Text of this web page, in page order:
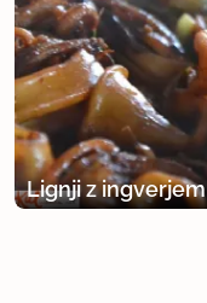
Lignji z